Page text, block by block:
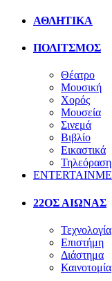
ΑΘΛΗΤΙΚΑ
ΠΟΛΙΤΣΜΟΣ
Θέατρο
Μουσική
Χορός
Μουσεία
Σινεμά
Βιβλίο
Εικαστικά
Τηλεόραση
22ΟΣ ΑΙΩΝΑΣ
Τεχνολογία
Επιστήμη
Διάστημα
Καινοτομία